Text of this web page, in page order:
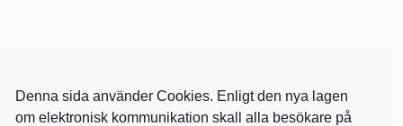
Denna sida använder Cookies. Enligt den nya lagen
om elektronisk kommunikation skall alla besökare på